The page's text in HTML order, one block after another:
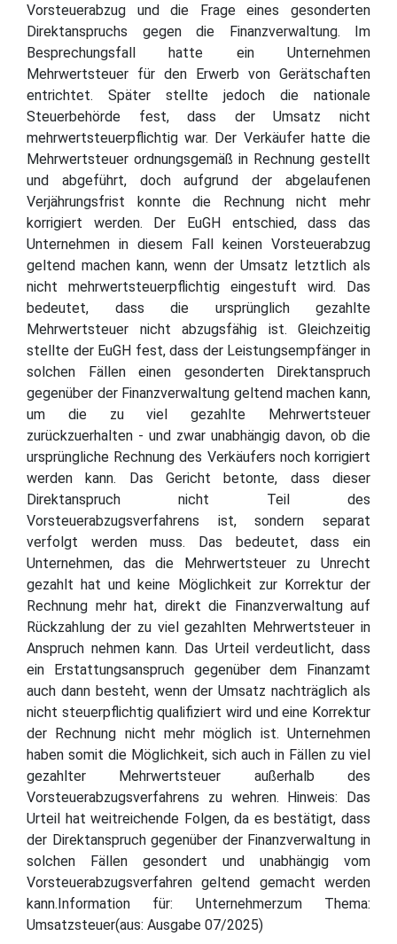
Vorsteuerabzug und die Frage eines gesonderten
Direktanspruchs gegen die Finanzverwaltung. Im
Besprechungsfall hatte ein Unternehmen
Mehrwertsteuer für den Erwerb von Gerätschaften
entrichtet. Später stellte jedoch die nationale
Steuerbehörde fest, dass der Umsatz nicht
mehrwertsteuerpflichtig war. Der Verkäufer hatte die
Mehrwertsteuer ordnungsgemäß in Rechnung gestellt
und abgeführt, doch aufgrund der abgelaufenen
Verjährungsfrist konnte die Rechnung nicht mehr
korrigiert werden. Der EuGH entschied, dass das
Unternehmen in diesem Fall keinen Vorsteuerabzug
geltend machen kann, wenn der Umsatz letztlich als
nicht mehrwertsteuerpflichtig eingestuft wird. Das
bedeutet, dass die ursprünglich gezahlte
Mehrwertsteuer nicht abzugsfähig ist. Gleichzeitig
stellte der EuGH fest, dass der Leistungsempfänger in
solchen Fällen einen gesonderten Direktanspruch
gegenüber der Finanzverwaltung geltend machen kann,
um die zu viel gezahlte Mehrwertsteuer
zurückzuerhalten - und zwar unabhängig davon, ob die
ursprüngliche Rechnung des Verkäufers noch korrigiert
werden kann. Das Gericht betonte, dass dieser
Direktanspruch nicht Teil des
Vorsteuerabzugsverfahrens ist, sondern separat
verfolgt werden muss. Das bedeutet, dass ein
Unternehmen, das die Mehrwertsteuer zu Unrecht
gezahlt hat und keine Möglichkeit zur Korrektur der
Rechnung mehr hat, direkt die Finanzverwaltung auf
Rückzahlung der zu viel gezahlten Mehrwertsteuer in
Anspruch nehmen kann. Das Urteil verdeutlicht, dass
ein Erstattungsanspruch gegenüber dem Finanzamt
auch dann besteht, wenn der Umsatz nachträglich als
nicht steuerpflichtig qualifiziert wird und eine Korrektur
der Rechnung nicht mehr möglich ist. Unternehmen
haben somit die Möglichkeit, sich auch in Fällen zu viel
gezahlter Mehrwertsteuer außerhalb des
Vorsteuerabzugsverfahrens zu wehren. Hinweis: Das
Urteil hat weitreichende Folgen, da es bestätigt, dass
der Direktanspruch gegenüber der Finanzverwaltung in
solchen Fällen gesondert und unabhängig vom
Vorsteuerabzugsverfahren geltend gemacht werden
kann.Information für: Unternehmerzum Thema:
Umsatzsteuer(aus: Ausgabe 07/2025)